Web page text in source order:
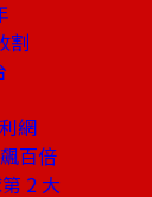
割
網
百倍
2 大